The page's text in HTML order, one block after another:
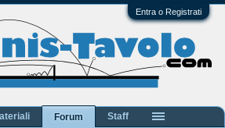
Entra o Registrati
Forum
Staff